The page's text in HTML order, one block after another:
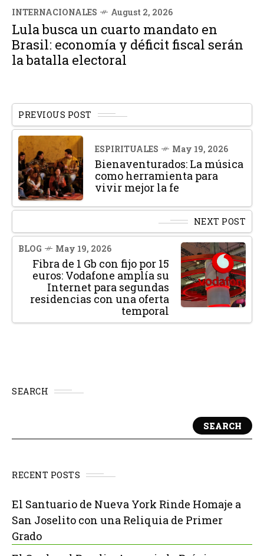
INTERNACIONALES August 2, 2026
Lula busca un cuarto mandato en
Brasil: economía y déficit fiscal serán
la batalla electoral
PREVIOUS POST
ESPIRITUALES May 19, 2026
Bienaventurados: La música
como herramienta para
vivir mejor la fe
NEXT POST
BLOG May 19, 2026
Fibra de 1 Gb con fijo por 15
euros: Vodafone amplía su
Internet para segundas
residencias con una oferta
temporal
SEARCH
SEARCH
RECENT POSTS
El Santuario de Nueva York Rinde Homaje a
San Joselito con una Reliquia de Primer
Grado